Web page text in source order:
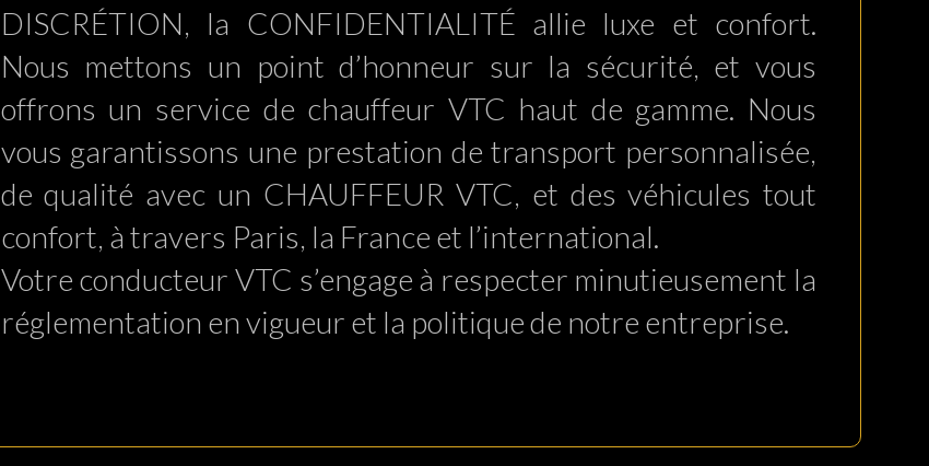
DISCRÉTION, la CONFIDENTIALITÉ allie luxe et confort.
Nous mettons un point d’honneur sur la sécurité, et vous
offrons un service de chauffeur VTC haut de gamme. Nous
vous garantissons une prestation de transport personnalisée,
de qualité avec un CHAUFFEUR VTC, et des véhicules tout
confort, à travers Paris, la France et l’international.
Votre conducteur VTC s’engage à respecter minutieusement la
réglementation en vigueur et la politique de notre entreprise.